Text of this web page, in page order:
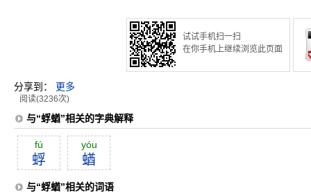
试试手机扫一扫
在你手机上继续浏览此页面
分享到： 更多
阅读(3236次)
与“蜉蝤”相关的字典解释
fú
蜉
yóu
蝤
与“蜉蝤”相关的词语